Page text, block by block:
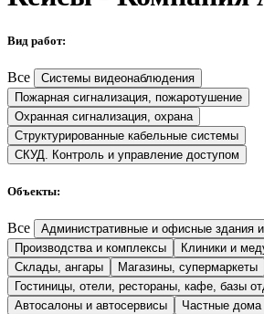
Вид работ:
Все
Системы видеонаблюдения
Пожарная сигнализация, пожаротушение
Охранная сигнализация, охрана
Структурированные кабельные системы
СКУД. Контроль и управление доступом
Объекты:
Все
Административные и офисные здания
Производства и комплексы
Клиники и
Склады, ангары
Магазины, супермаркеты
Гостиницы, отели, рестораны, кафе, базы
Автосалоны и автосервисы
Частные дома